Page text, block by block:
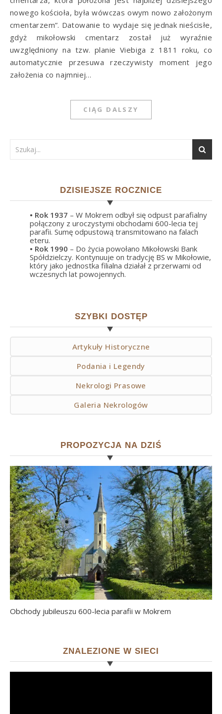
nowego kościoła, była wówczas owym nowo założonym
cmentarzem”. Datowanie to wydaje się jednak nieścisłe,
gdyż mikołowski cmentarz został już wyraźnie
uwzględniony na tzw. planie Viebiga z 1811 roku, co
automatycznie przesuwa rzeczywisty moment jego
założenia co najmniej…
CIĄG DALSZY
DZISIEJSZE ROCZNICE
• Rok 1937 – W Mokrem odbył się odpust parafialny
połączony z uroczystymi obchodami 600-lecia tej
parafii. Sumę odpustową transmitowano na falach
eteru.
• Rok 1990 – Do życia powołano Mikołowski Bank
Spółdzielczy. Kontynuuje on tradycję BS w Mikołowie,
który jako jednostka filialna działał z przerwami od
wczesnych lat powojennych.
SZYBKI DOSTĘP
Artykuły Historyczne
Podania i Legendy
Nekrologi Prasowe
Galeria Nekrologów
PROPOZYCJA NA DZIŚ
Obchody jubileuszu 600-lecia parafii w Mokrem
ZNALEZIONE W SIECI